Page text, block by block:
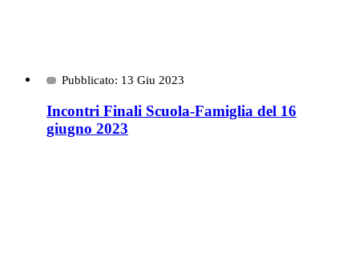
Pubblicato: 13 Giu 2023
Incontri Finali Scuola-Famiglia del 16
giugno 2023